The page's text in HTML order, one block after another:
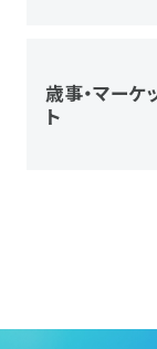
歳事・マーケ
ト